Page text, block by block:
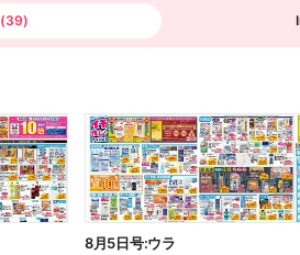
(39)
8月5日号:ウラ